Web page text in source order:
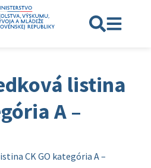
listina
A –
CK GO kategória A –